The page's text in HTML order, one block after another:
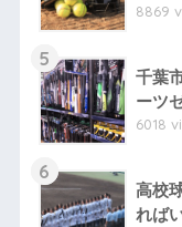
8869
5
千葉
ーツ
6018
6
高校
れば